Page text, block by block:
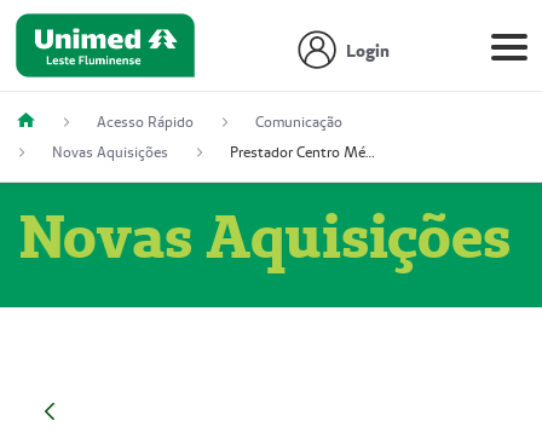
Login
Acesso Rápido
Comunicação
Novas Aquisições
Prestador Centro Médico Vitória Ltda, 51004350-4: Centro Médico Vitória Ltda (Nome Fantasia: Policlínica Master)
Novas Aquisições